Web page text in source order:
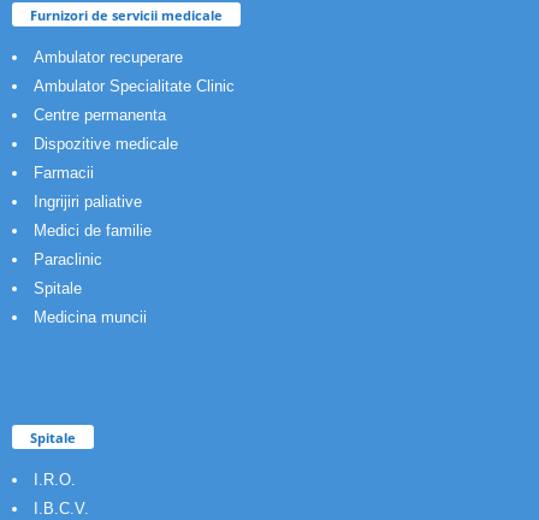
Furnizori de servicii medicale
Ambulator recuperare
Ambulator Specialitate Clinic
Centre permanenta
Dispozitive medicale
Farmacii
Ingrijiri paliative
Medici de familie
Paraclinic
Spitale
Medicina muncii
Spitale
I.R.O.
I.B.C.V.